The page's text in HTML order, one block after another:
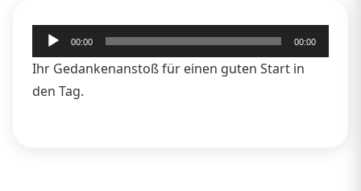
Audio-
Player
00:00 00:00
Ihr Gedankenanstoß für einen guten Start in
den Tag.